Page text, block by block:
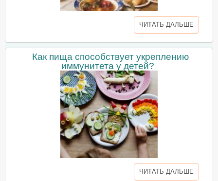
ЧИТАТЬ ДАЛЬШЕ
Как пища способствует укреплению
иммунитета у детей?
ЧИТАТЬ ДАЛЬШЕ